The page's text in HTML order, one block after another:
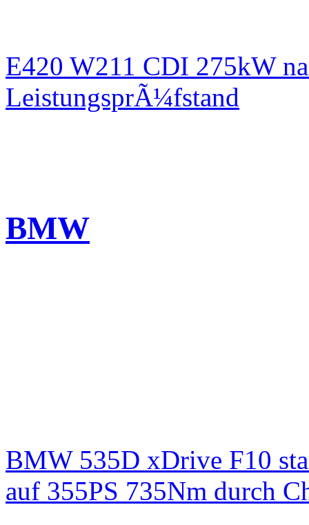
E420 W211 CDI 275kW
LeistungsprÃ¼fstand
BMW
BMW 535D xDrive F10
auf 355PS 735Nm durch